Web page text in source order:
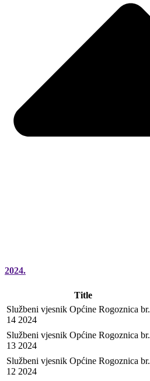
2024.
Title
Službeni vjesnik Općine Rogoznica br.
14 2024
Službeni vjesnik Općine Rogoznica br.
13 2024
Službeni vjesnik Općine Rogoznica br.
12 2024